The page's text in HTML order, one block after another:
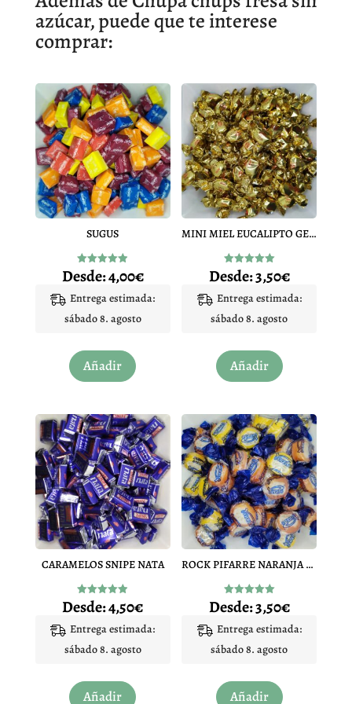
azúcar, puede que te interese
comprar:
SUGUS
Valorado
con
de 5
Desde:4,00€
Entrega estimada:
sábado 8. agosto
Añadir
producto
variantes.
Las
opciones
se
pueden
elegir
en
la
de
producto
MINI MIEL EUCALIPTO GERIO
Valorado
con
de 5
Desde:3,50€
Entrega estimada:
sábado 8. agosto
Añadir
producto
variantes.
Las
opciones
se
pueden
elegir
en
la
de
producto
CARAMELOS SNIPE NATA
Valorado
con
de 5
Desde:4,50€
Entrega estimada:
sábado 8. agosto
Añadir
producto
ROCK PIFARRE NARANJA Y LIMON
Valorado
con
de 5
Desde:3,50€
Entrega estimada:
sábado 8. agosto
Añadir
producto